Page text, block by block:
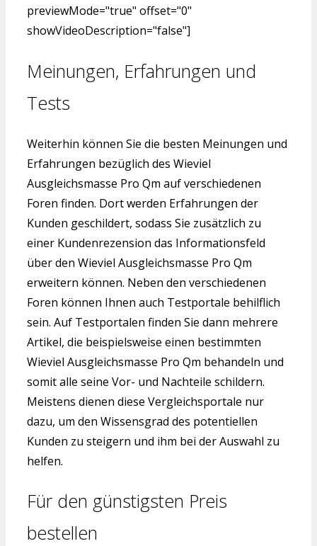
previewMode="true" offset="0"
showVideoDescription="false"]
Meinungen, Erfahrungen und
Tests
Weiterhin können Sie die besten Meinungen und
Erfahrungen bezüglich des Wieviel
Ausgleichsmasse Pro Qm auf verschiedenen
Foren finden. Dort werden Erfahrungen der
Kunden geschildert, sodass Sie zusätzlich zu
einer Kundenrezension das Informationsfeld
über den Wieviel Ausgleichsmasse Pro Qm
erweitern können. Neben den verschiedenen
Foren können Ihnen auch Testportale behilflich
sein. Auf Testportalen finden Sie dann mehrere
Artikel, die beispielsweise einen bestimmten
Wieviel Ausgleichsmasse Pro Qm behandeln und
somit alle seine Vor- und Nachteile schildern.
Meistens dienen diese Vergleichsportale nur
dazu, um den Wissensgrad des potentiellen
Kunden zu steigern und ihm bei der Auswahl zu
helfen.
Für den günstigsten Preis
bestellen